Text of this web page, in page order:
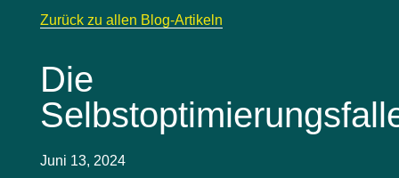
Zurück zu allen Blog-Artikeln
Die
Juni 13, 2024